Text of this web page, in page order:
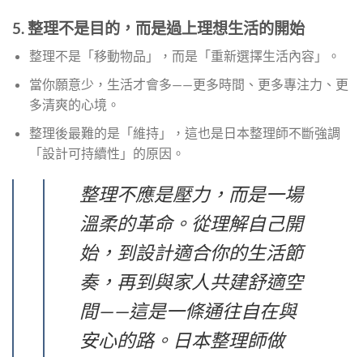
5. 整理不是目的，而是過上理想生活的開始
整理不是「移動物品」，而是「重新選擇生活內容」。
當你願意少，生活才會多——更多時間、更多專注力、更
多清爽的心境。
整理後最難的是「維持」，這也是日本整理師不斷強調
「設計可持續性」的原因。
整理不應是壓力，而是一場
溫柔的革命。從理解自己開
始，到設計適合你的生活節
奏，再到與家人共建舒適空
間——這是一條通往自在與
安心的路。日本整理師做